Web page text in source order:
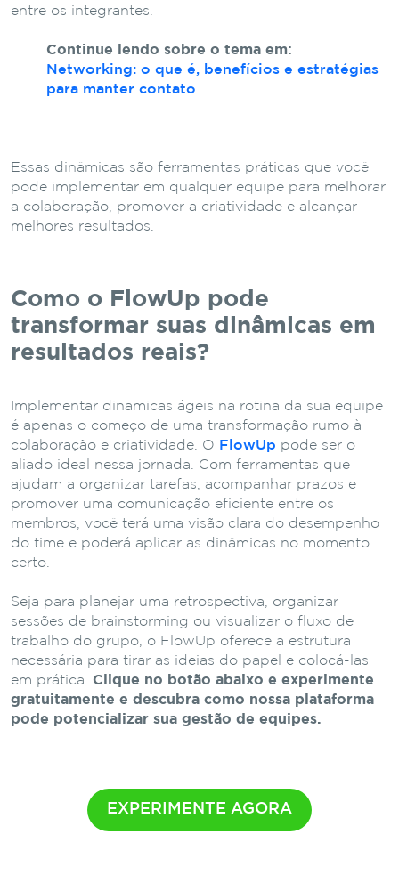
entre os integrantes.
Continue lendo sobre o tema em:
Networking: o que é, benefícios e estratégias
para manter contato
Essas dinâmicas são ferramentas práticas que você
pode implementar em qualquer equipe para melhorar
a colaboração, promover a criatividade e alcançar
melhores resultados.
Como o FlowUp pode
transformar suas dinâmicas em
resultados reais?
Implementar dinâmicas ágeis na rotina da sua equipe
é apenas o começo de uma transformação rumo à
colaboração e criatividade. O FlowUp pode ser o
aliado ideal nessa jornada. Com ferramentas que
ajudam a organizar tarefas, acompanhar prazos e
promover uma comunicação eficiente entre os
membros, você terá uma visão clara do desempenho
do time e poderá aplicar as dinâmicas no momento
certo.
Seja para planejar uma retrospectiva, organizar
sessões de brainstorming ou visualizar o fluxo de
trabalho do grupo, o FlowUp oferece a estrutura
necessária para tirar as ideias do papel e colocá-las
em prática. Clique no botão abaixo e experimente
gratuitamente e descubra como nossa plataforma
pode potencializar sua gestão de equipes.
EXPERIMENTE AGORA